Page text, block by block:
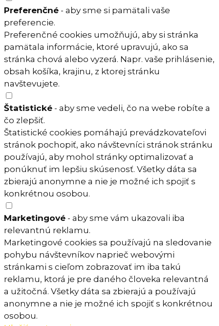
Preferenčné - aby sme si pamätali vaše
preferencie.
Preferenčné cookies umožňujú, aby si stránka
pamätala informácie, ktoré upravujú, ako sa
stránka chová alebo vyzerá. Napr. vaše prihlásenie,
obsah košíka, krajinu, z ktorej stránku
navštevujete.
Štatistické - aby sme vedeli, čo na webe robíte a
čo zlepšiť.
Štatistické cookies pomáhajú prevádzkovateľovi
stránok pochopiť, ako návštevníci stránok stránku
používajú, aby mohol stránky optimalizovať a
ponúknuť im lepšiu skúsenosť. Všetky dáta sa
zbierajú anonymne a nie je možné ich spojiť s
konkrétnou osobou.
Marketingové - aby sme vám ukazovali iba
relevantnú reklamu.
Marketingové cookies sa používajú na sledovanie
pohybu návštevníkov naprieč webovými
stránkami s cieľom zobrazovať im iba takú
reklamu, ktorá je pre daného človeka relevantná
a užitočná. Všetky dáta sa zbierajú a používajú
anonymne a nie je možné ich spojiť s konkrétnou
osobou.